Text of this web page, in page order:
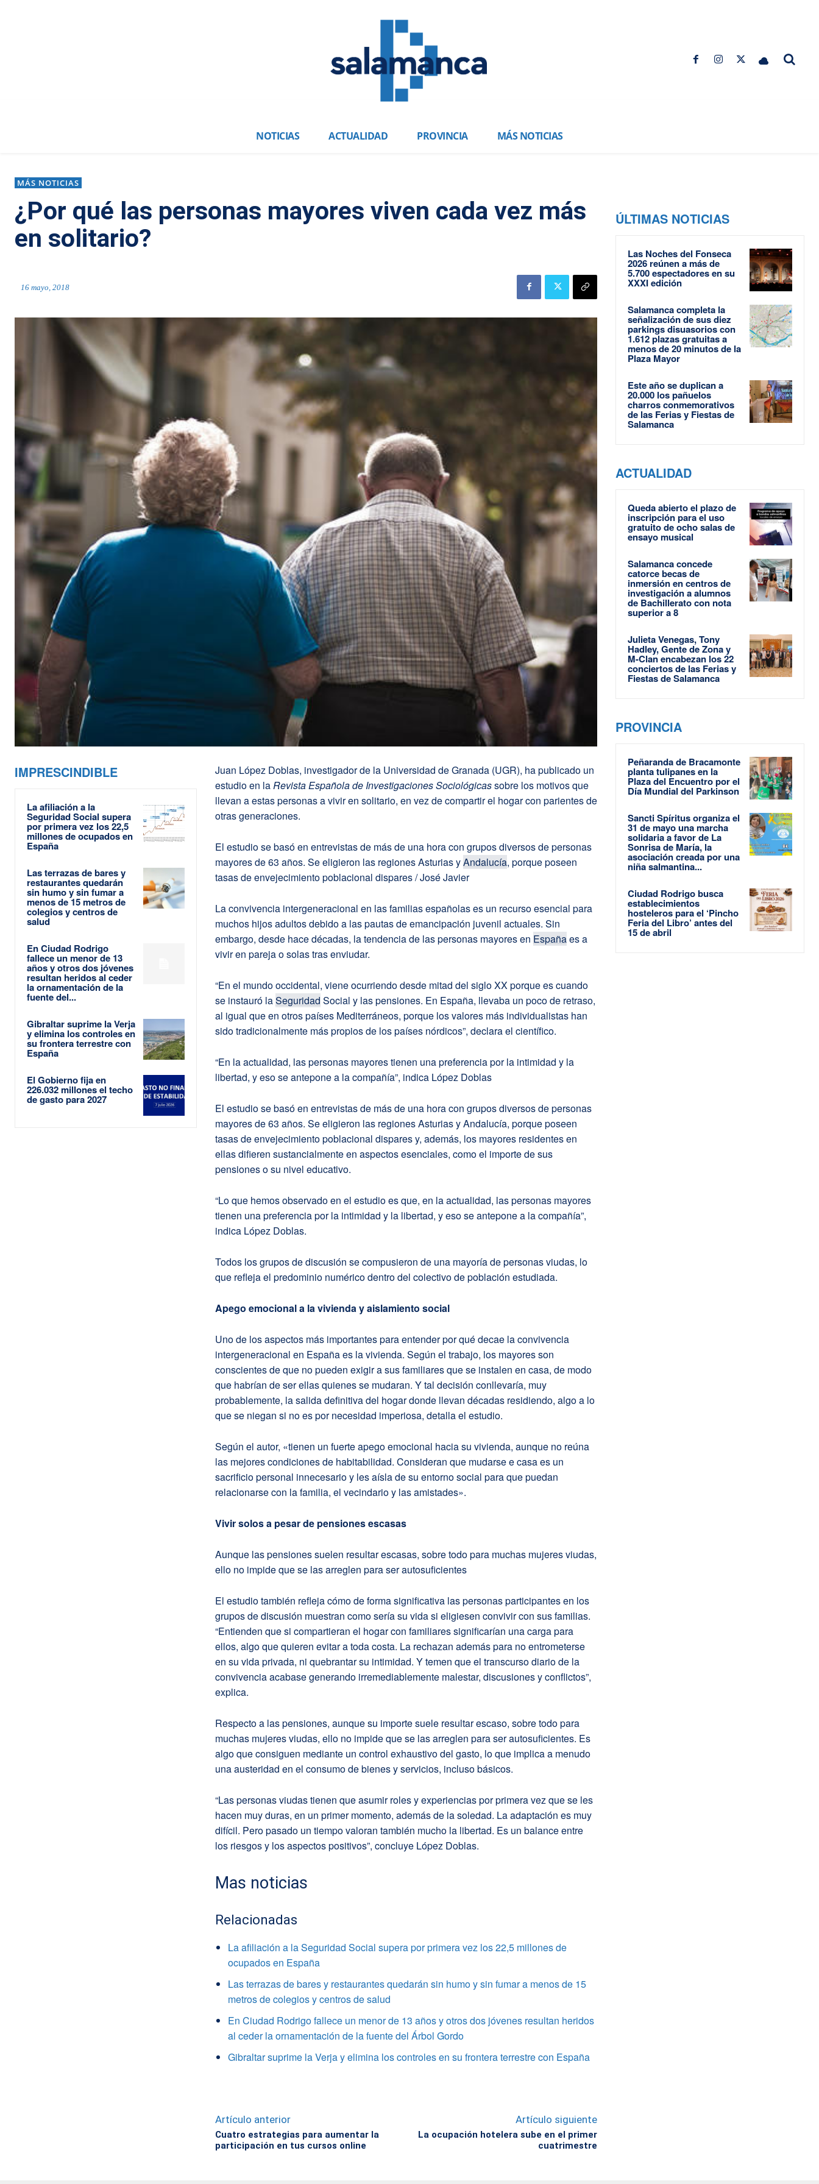
NOTICIAS ACTUALIDAD PROVINCIA MÁS NOTICIAS
MÁS NOTICIAS
¿Por qué las personas mayores viven cada vez más
en solitario?
16 mayo, 2018
IMPRESCINDIBLE
La afiliación a la
Seguridad Social supera
por primera vez los 22,5
millones de ocupados en
España
Las terrazas de bares y
restaurantes quedarán
sin humo y sin fumar a
menos de 15 metros de
colegios y centros de
salud
En Ciudad Rodrigo
fallece un menor de 13
años y otros dos jóvenes
resultan heridos al ceder
la ornamentación de la
fuente del...
Gibraltar suprime la Verja
y elimina los controles en
su frontera terrestre con
España
El Gobierno fija en
226.032 millones el techo
de gasto para 2027
Juan López Doblas, investigador de la Universidad de Granada (UGR), ha publicado un
estudio en la Revista Española de Investigaciones Sociológicassobre los motivos que
llevan a estas personas a vivir en solitario, en vez de compartir el hogar con parientes de
otras generaciones.
El estudio se basó en entrevistas de más de una hora con grupos diversos de personas
mayores de 63 años. Se eligieron las regiones Asturias yAndalucía, porque poseen
tasas de envejecimiento poblacional dispares / José Javier
La convivencia intergeneracional en las familias españolas es un recurso esencial para
muchos hijos adultos debido a las pautas de emancipación juvenil actuales. Sin
embargo, desde hace décadas, la tendencia de las personas mayores en Españaes a
vivir en pareja o solas tras enviudar.
“En el mundo occidental, viene ocurriendo desde mitad del siglo XX porque es cuando
se instauró laSeguridad Social y las pensiones. En España, llevaba un poco de retraso,
al igual que en otros países Mediterráneos, porque los valores más individualistas han
sido tradicionalmente más propios de los países nórdicos”, declara el científico.
“En la actualidad, las personas mayores tienen una preferencia por la intimidad y la
libertad, y eso se antepone a la compañía”, indica López Doblas
El estudio se basó en entrevistas de más de una hora con grupos diversos de personas
mayores de 63 años. Se eligieron las regiones Asturias y Andalucía, porque poseen
tasas de envejecimiento poblacional dispares y, además, los mayores residentes en
ellas difieren sustancialmente en aspectos esenciales, como el importe de sus
pensiones o su nivel educativo.
“Lo que hemos observado en el estudio es que, en la actualidad, las personas mayores
tienen una preferencia por la intimidad y la libertad, y eso se antepone a la compañía”,
indica López Doblas.
Todos los grupos de discusión se compusieron de una mayoría de personas viudas, lo
que refleja el predominio numérico dentro del colectivo de población estudiada.
Apego emocional a la vivienda y aislamiento social
Uno de los aspectos más importantes para entender por qué decae la convivencia
intergeneracional en España es la vivienda. Según el trabajo, los mayores son
conscientes de que no pueden exigir a sus familiares que se instalen en casa, de modo
que habrían de ser ellas quienes se mudaran. Y tal decisión conllevaría, muy
probablemente, la salida definitiva del hogar donde llevan décadas residiendo, algo a lo
que se niegan si no es por necesidad imperiosa, detalla el estudio.
Según el autor, «tienen un fuerte apego emocional hacia su vivienda, aunque no reúna
las mejores condiciones de habitabilidad. Consideran que mudarse e casa es un
sacrificio personal innecesario y les aísla de su entorno social para que puedan
relacionarse con la familia, el vecindario y las amistades».
Vivir solos a pesar de pensiones escasas
Aunque las pensiones suelen resultar escasas, sobre todo para muchas mujeres viudas,
ello no impide que se las arreglen para ser autosuficientes
El estudio también refleja cómo de forma significativa las personas participantes en los
grupos de discusión muestran como sería su vida si eligiesen convivir con sus familias.
“Entienden que si compartieran el hogar con familiares significarían una carga para
ellos, algo que quieren evitar a toda costa. La rechazan además para no entrometerse
en su vida privada, ni quebrantar su intimidad. Y temen que el transcurso diario de la
convivencia acabase generando irremediablemente malestar, discusiones y conflictos”,
explica.
Respecto a las pensiones, aunque su importe suele resultar escaso, sobre todo para
muchas mujeres viudas, ello no impide que se las arreglen para ser autosuficientes. Es
algo que consiguen mediante un control exhaustivo del gasto, lo que implica a menudo
una austeridad en el consumo de bienes y servicios, incluso básicos.
“Las personas viudas tienen que asumir roles y experiencias por primera vez que se les
hacen muy duras, en un primer momento, además de la soledad. La adaptación es muy
difícil. Pero pasado un tiempo valoran también mucho la libertad. Es un balance entre
los riesgos y los aspectos positivos”, concluye López Doblas.
Mas noticias
Relacionadas
La afiliación a la Seguridad Social supera por primera vez los 22,5 millones de
ocupados en España
Las terrazas de bares y restaurantes quedarán sin humo y sin fumar a menos de 15
metros de colegios y centros de salud
En Ciudad Rodrigo fallece un menor de 13 años y otros dos jóvenes resultan heridos
al ceder la ornamentación de la fuente del Árbol Gordo
Gibraltar suprime la Verja y elimina los controles en su frontera terrestre con España
Artículo anterior
Cuatro estrategias para aumentar la
participación en tus cursos online
Artículo siguiente
La ocupación hotelera sube en el primer
cuatrimestre
ÚLTIMAS NOTICIAS
Las Noches del Fonseca
2026 reúnen a más de
5.700 espectadores en su
XXXI edición
Salamanca completa la
señalización de sus diez
parkings disuasorios con
1.612 plazas gratuitas a
menos de 20 minutos de la
Plaza Mayor
Este año se duplican a
20.000 los pañuelos
charros conmemorativos
de las Ferias y Fiestas de
Salamanca
ACTUALIDAD
Queda abierto el plazo de
inscripción para el uso
gratuito de ocho salas de
ensayo musical
Salamanca concede
catorce becas de
inmersión en centros de
investigación a alumnos
de Bachillerato con nota
superior a 8
Julieta Venegas, Tony
Hadley, Gente de Zona y
M-Clan encabezan los 22
conciertos de las Ferias y
Fiestas de Salamanca
PROVINCIA
Peñaranda de Bracamonte
planta tulipanes en la
Plaza del Encuentro por el
Día Mundial del Parkinson
Sancti Spíritus organiza el
31 de mayo una marcha
solidaria a favor de La
Sonrisa de María, la
asociación creada por una
niña salmantina...
Ciudad Rodrigo busca
establecimientos
hosteleros para el ‘Pincho
Feria del Libro’ antes del
15 de abril